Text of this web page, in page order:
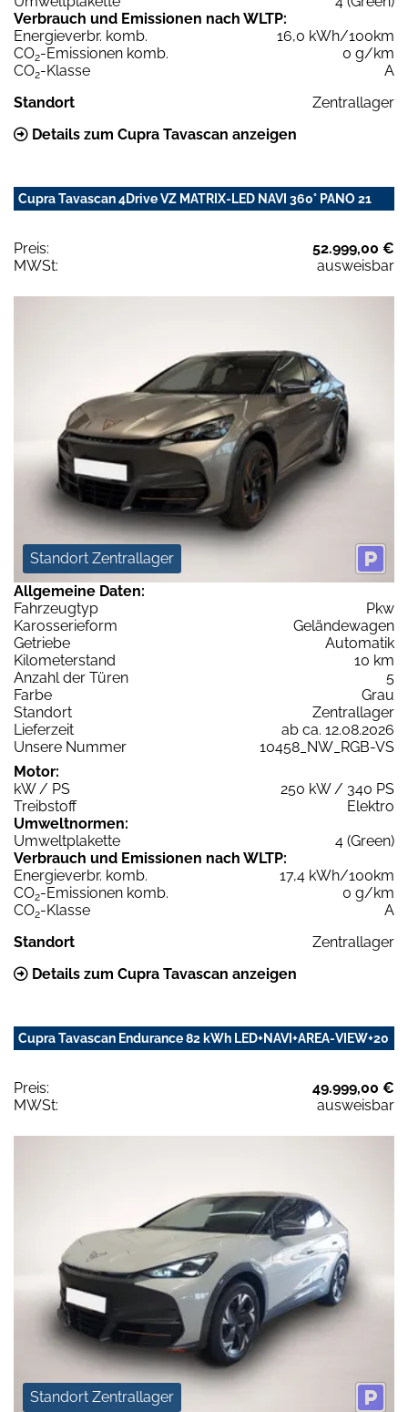
Verbrauch und Emissionen nach WLTP:
Energieverbr. komb.
16,0 kWh/100km
CO2-Emissionen komb.
0 g/km
CO2-Klasse
A
Standort
Zentrallager
Details zum Cupra Tavascan anzeigen
Cupra Tavascan 4Drive VZ MATRIX-LED NAVI 360° PANO 21
Preis:
52.999,00 €
MWSt:
ausweisbar
Standort Zentrallager
Allgemeine Daten:
Fahrzeugtyp
Pkw
Karosserieform
Geländewagen
Getriebe
Automatik
Kilometerstand
10 km
Anzahl der Türen
5
Farbe
Grau
Standort
Zentrallager
Lieferzeit
ab ca. 12.08.2026
Unsere Nummer
10458_NW_RGB-VS
Motor:
kW / PS
250 kW / 340 PS
Treibstoff
Elektro
Umweltnormen:
Umweltplakette
4 (Green)
Verbrauch und Emissionen nach WLTP:
Energieverbr. komb.
17,4 kWh/100km
CO2-Emissionen komb.
0 g/km
CO2-Klasse
A
Standort
Zentrallager
Details zum Cupra Tavascan anzeigen
Cupra Tavascan Endurance 82 kWh LED+NAVI+AREA-VIEW+20
Preis:
49.999,00 €
MWSt:
ausweisbar
Standort Zentrallager